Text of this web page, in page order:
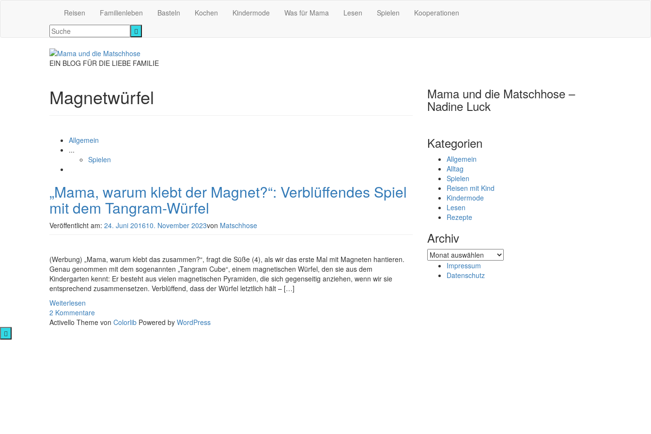
Reisen Familienleben Basteln Kochen Kindermode Was für Mama Lesen Spielen Kooperationen
EIN BLOG FÜR DIE LIEBE FAMILIE
Magnetwürfel
Allgemein
...
Spielen
„Mama, warum klebt der Magnet?“: Verblüffendes Spiel
mit dem Tangram-Würfel
Veröffentlicht am: 24. Juni 201610. November 2023von Matschhose
(Werbung) „Mama, warum klebt das zusammen?“, fragt die Süße (4), als wir das erste Mal mit Magneten hantieren.
Genau genommen mit dem sogenannten „Tangram Cube“, einem magnetischen Würfel, den sie aus dem
Kindergarten kennt: Er besteht aus vielen magnetischen Pyramiden, die sich gegenseitig anziehen, wenn wir sie
entsprechend zusammensetzen. Verblüffend, dass der Würfel letztlich hält – […]
Weiterlesen
2 Kommentare
Mama und die Matschhose –
Nadine Luck
Kategorien
Allgemein
Alltag
Spielen
Reisen mit Kind
Kindermode
Lesen
Rezepte
Archiv
Archiv
Impressum
Datenschutz
Activello Theme von Colorlib Powered by WordPress